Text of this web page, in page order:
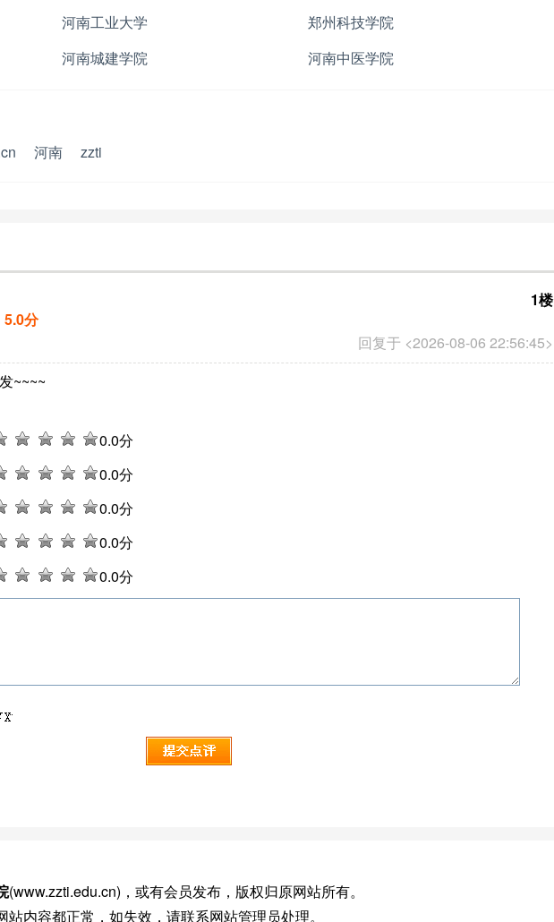
河南工业大学
郑州科技学院
河南城建学院 河南中医学院
河南 zzti
回复于 <2026-08-06 22:56:45>
1楼
5.0分
~~~~
0.0分
0.0分
0.0分
0.0分
0.0分
(www.zzti.edu.cn)，或有会员发布，版权归原网站所有。
内容都正常，如失效，请联系网站管理员处理。